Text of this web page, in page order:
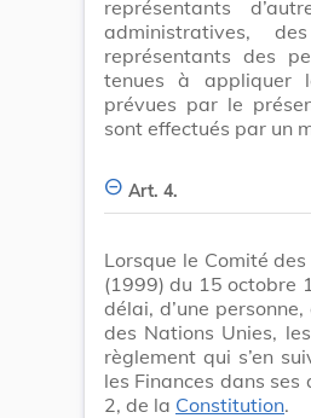
représentants
administratives,
représentants des
tenues à appliquer
prévues par le
sont effectués par un
Art. 4.
Lorsque le Comité
(1999) du 15 octobre
délai, d’une
des Nations Unies,
règlement qui s’en
les Finances dans
2, de la Constitution.